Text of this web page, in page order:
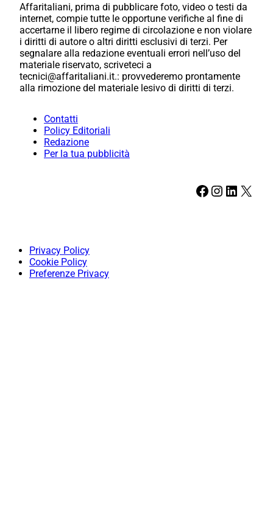
Affaritaliani, prima di pubblicare foto, video o testi da
internet, compie tutte le opportune verifiche al fine di
accertarne il libero regime di circolazione e non violare
i diritti di autore o altri diritti esclusivi di terzi. Per
segnalare alla redazione eventuali errori nell’uso del
materiale riservato, scriveteci a
tecnici@affaritaliani.it.: provvederemo prontamente
alla rimozione del materiale lesivo di diritti di terzi.
Contatti
Policy Editoriali
Redazione
Per la tua pubblicità
Facebook Instagram LinkedIn X
Privacy Policy
Cookie Policy
Preferenze Privacy